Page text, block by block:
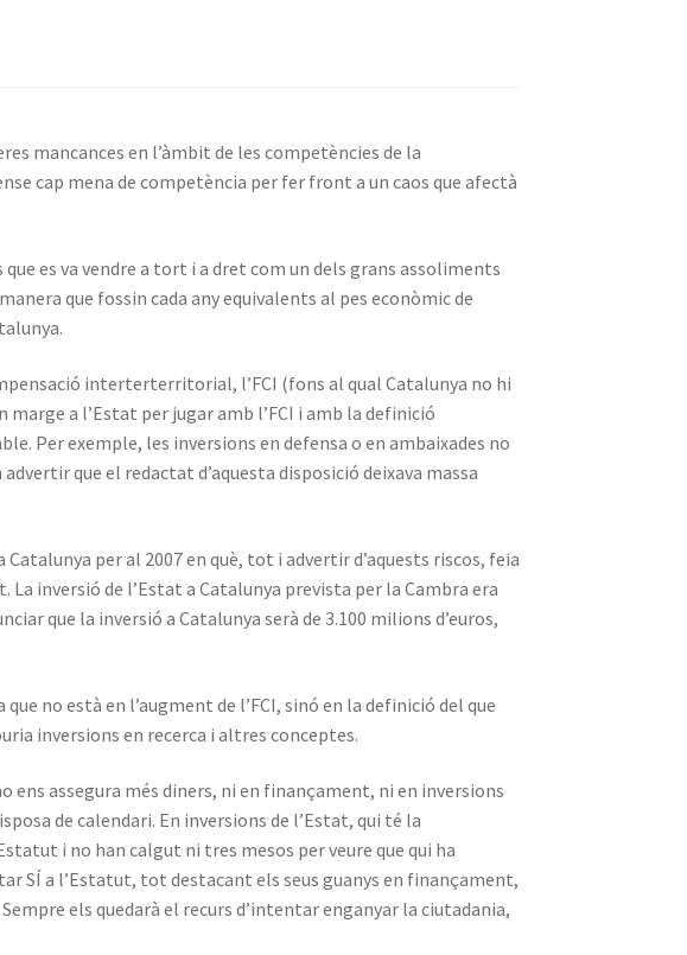
mancances en l’àmbit de les competències de la
cap mena de competència per fer front a un caos que afectà
es va vendre a tort i a dret com un dels grans assoliments
que fossin cada any equivalents al pes econòmic de
interterterritorial, l’FCI (fons al qual Catalunya no hi
a l’Estat per jugar amb l’FCI i amb la definició
Per exemple, les inversions en defensa o en ambaixades no
que el redactat d’aquesta disposició deixava massa
per al 2007 en què, tot i advertir d’aquests riscos, feia
inversió de l’Estat a Catalunya prevista per la Cambra era
que la inversió a Catalunya serà de 3.100 milions d’euros,
no està en l’augment de l’FCI, sinó en la definició del que
inversions en recerca i altres conceptes.
ens assegura més diners, ni en finançament, ni en inversions
de calendari. En inversions de l’Estat, qui té la
i no han calgut ni tres mesos per veure que qui ha
SÍ a l’Estatut, tot destacant els seus guanys en finançament,
els quedarà el recurs d’intentar enganyar la ciutadania,